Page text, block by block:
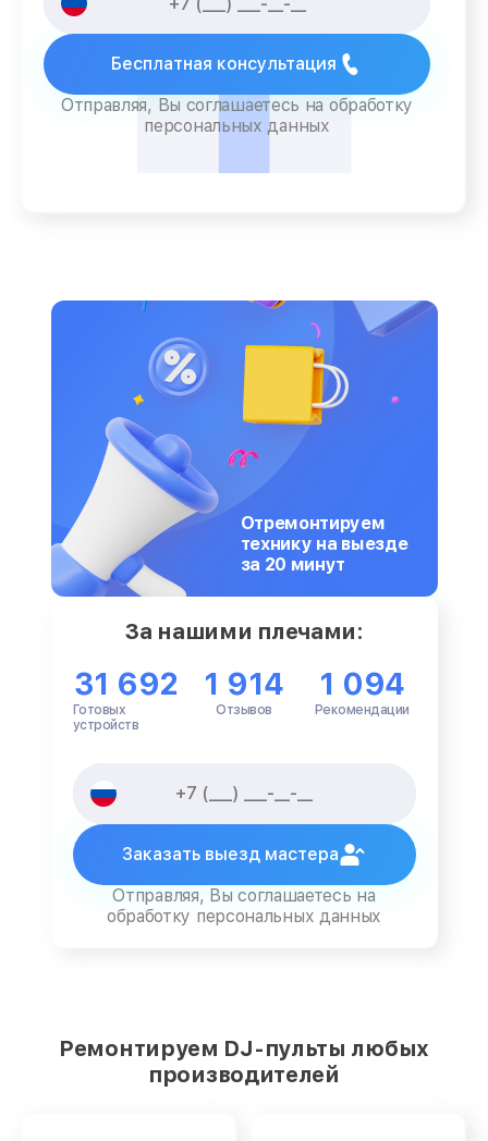
Бесплатная консультация
Отправляя, Вы соглашаетесь на обработку
персональных данных
Отремонтируем
технику на выезде
за 20 минут
За нашими плечами:
31 692
Готовых
устройств
1 914
Отзывов
1 094
Рекомендации
Заказать выезд мастера
Отправляя, Вы соглашаетесь на
обработку персональных данных
Ремонтируем DJ-пульты любых
производителей